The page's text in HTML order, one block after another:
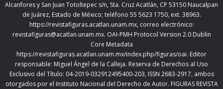
Alcanfores y San Juan Totoltepec s/n, Sta. Cruz Acatlán, CP 53150 Naucalpan
de Juárez, Estado de México; teléfono 55 5623 1750, ext. 38963.
https://revistafiguras.acatlan.unam.mx, correo electrónico:
revistafiguras@acatlan.unam.mx. OAI-PMH Protocol Version 2.0 Dublin
Core Metadata
https://revistafiguras.acatlan.unam.mx/index.php/figuras/oai. Editor
responsable: Miguel Ángel de la Calleja. Reserva de Derechos al Uso
Exclusivo del Título: 04-2019-032912495400-203, ISSN 2683-2917, ambos
otorgados por el Instituto Nacional del Derecho de Autor. FIGURAS REVISTA